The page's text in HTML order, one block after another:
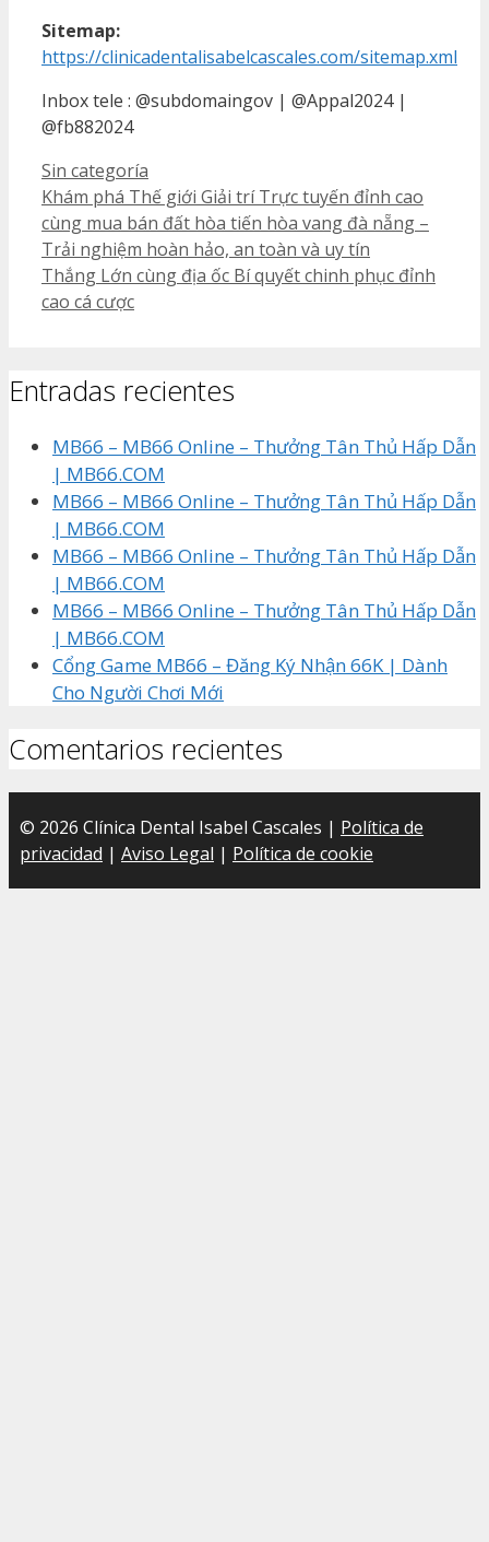
Sitemap:
https://clinicadentalisabelcascales.com/sitemap.xml
Inbox tele : @subdomaingov | @Appal2024 |
@fb882024
Categorías
Sin categoría
Khám phá Thế giới Giải trí Trực tuyến đỉnh cao
cùng mua bán đất hòa tiến hòa vang đà nẵng –
Trải nghiệm hoàn hảo, an toàn và uy tín
Thắng Lớn cùng địa ốc Bí quyết chinh phục đỉnh
cao cá cược
Entradas recientes
MB66 – MB66 Online – Thưởng Tân Thủ Hấp Dẫn
| MB66.COM
MB66 – MB66 Online – Thưởng Tân Thủ Hấp Dẫn
| MB66.COM
MB66 – MB66 Online – Thưởng Tân Thủ Hấp Dẫn
| MB66.COM
MB66 – MB66 Online – Thưởng Tân Thủ Hấp Dẫn
| MB66.COM
Cổng Game MB66 – Đăng Ký Nhận 66K | Dành
Cho Người Chơi Mới
Comentarios recientes
© 2026 Clínica Dental Isabel Cascales | Política de
privacidad | Aviso Legal | Política de cookie